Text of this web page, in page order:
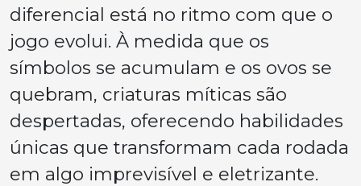
diferencial está no ritmo com que o
jogo evolui. À medida que os
símbolos se acumulam e os ovos se
quebram, criaturas míticas são
despertadas, oferecendo habilidades
únicas que transformam cada rodada
em algo imprevisível e eletrizante.